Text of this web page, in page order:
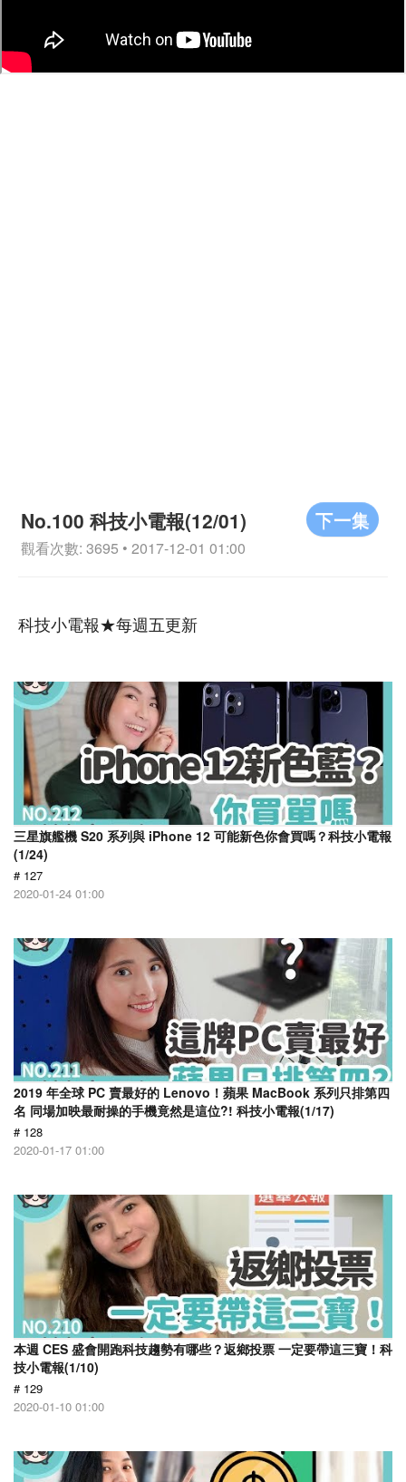
下一集
No.100 科技小電報(12/01)
觀看次數: 3695 • 2017-12-01 01:00
科技小電報★每週五更新
三星旗艦機 S20 系列與 iPhone 12 可能新色你會買嗎？科技小電報
(1/24)
# 127
2020-01-24 01:00
2019 年全球 PC 賣最好的 Lenovo！蘋果 MacBook 系列只排第四
名 同場加映最耐操的手機竟然是這位?! 科技小電報(1/17)
# 128
2020-01-17 01:00
本週 CES 盛會開跑科技趨勢有哪些？返鄉投票 一定要帶這三寶！科
技小電報(1/10)
# 129
2020-01-10 01:00